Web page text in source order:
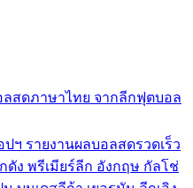
ลสดภาษาไทย จากลีกฟุตบอล
ฯ รายงานผลบอลสดรวดเร็ว
ง พรีเมียร์ลีก อังกฤษ กัลโช่